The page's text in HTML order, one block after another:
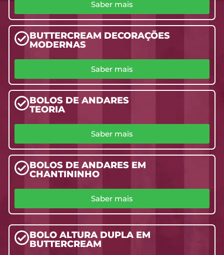
Saber mais
BUTTERCREAM DECORAÇÕES
MODERNAS
Saber mais
BOLOS DE ANDARES
TEORIA
Saber mais
BOLOS DE ANDARES EM
CHANTININHO
Saber mais
BOLO ALTURA DUPLA EM
BUTTERCREAM